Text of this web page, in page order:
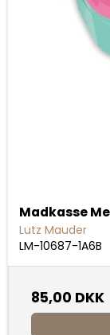
Madkasse
Lutz Mauder
LM-10687-1A6B
85,00 DKK